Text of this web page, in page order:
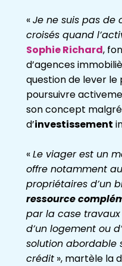
«Je ne suis pas de
croisés quand
Sophie Richard,
d’agences
question de lever le
poursuivre
son concept
d’investissement
«Le viager est un
offre notamment
propriétaires d’un
ressource
par la case
d’un logement ou
solution abordable
crédit », martèle la